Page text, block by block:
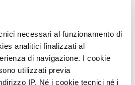
necessari al funzionamento di
analitici finalizzati al
di navigazione. I cookie
utilizzati previa
IP. Né i cookie tecnici né i
perineali da parto Lacrime -